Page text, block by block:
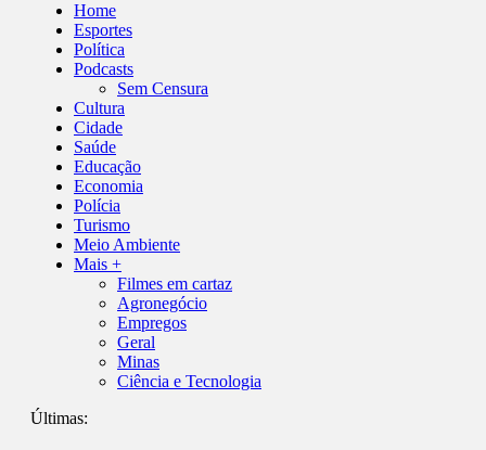
Home
Esportes
Política
Podcasts
Sem Censura
Cultura
Cidade
Saúde
Educação
Economia
Polícia
Turismo
Meio Ambiente
Mais +
Filmes em cartaz
Agronegócio
Empregos
Geral
Minas
Ciência e Tecnologia
Últimas: